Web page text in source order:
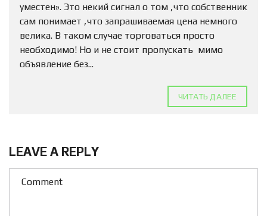
уместен». Это некий сигнал о том ,что собственник
сам понимает ,что запрашиваемая цена немного
велика. В таком случае торговаться просто
необходимо! Но и не стоит пропускать мимо
объявление без...
ЧИТАТЬ ДАЛЕЕ
LEAVE A REPLY